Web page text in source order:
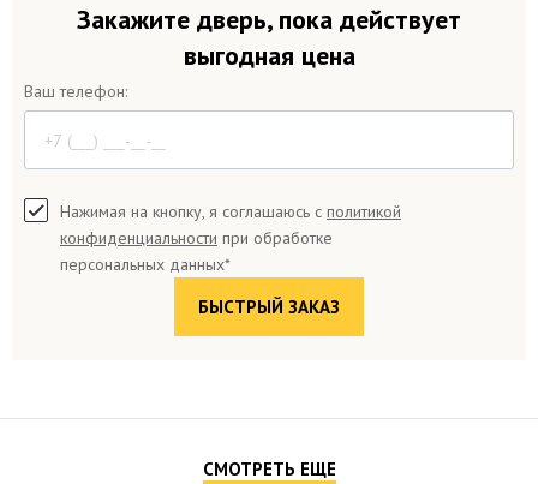
Закажите дверь, пока действует
выгодная цена
Ваш телефон:
Нажимая на кнопку, я соглашаюсь с политикой
конфиденциальности при обработке
персональных данных*
СМОТРЕТЬ ЕЩЕ